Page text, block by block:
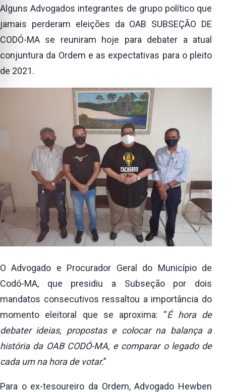
Alguns Advogados integrantes de grupo político que
jamais perderam eleições da OAB SUBSEÇÃO DE
CODÓ-MA se reuniram hoje para debater a atual
conjuntura da Ordem e as expectativas para o pleito
de 2021.
O Advogado e Procurador Geral do Município de
Codó-MA, que presidiu a Subseção por dois
mandatos consecutivos ressaltou a importância do
momento eleitoral que se aproxima: “É hora de
debater ideias, propostas e colocar na balança a
história da OAB CODÓ-MA, e comparar o legado de
cada um na hora de votar.”
Para o ex-tesoureiro da Ordem, Advogado Hewben